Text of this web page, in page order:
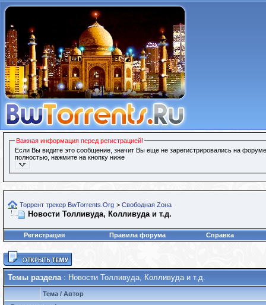
Важная информация перед регистрацией!
Если Вы видите это сообщение, значит Вы еще не зарегистрировались на
полностью, нажмите на кнопку ниже
Торрент трекер BwTorrents.Org > Свободная Zона
Новости Толливуда, Колливуда и т.д.
Регистрация Правила форума Справка
Темы раздела: Новости Толливуда, Колливуда и т.д.
Тема / Автор